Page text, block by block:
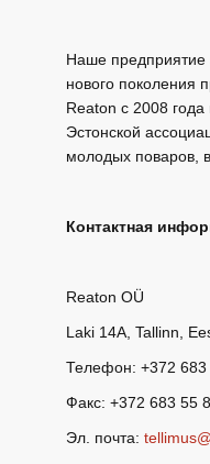
Наше предприятие
нового поколения
Reaton с 2008
Эстонской
молодых поваров,
Контактная
Reaton OÜ
Laki 14A, Tallinn,
Телефон: +372 683
Факс: +372 683 55
Эл. почта: